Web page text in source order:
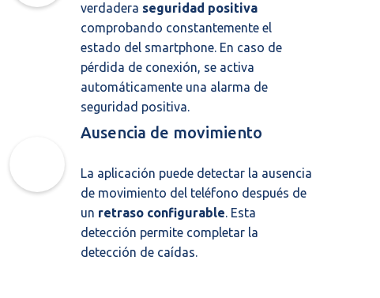
verdadera seguridad positiva
comprobando constantemente el
estado del smartphone. En caso de
pérdida de conexión, se activa
automáticamente una alarma de
seguridad positiva.
Ausencia de movimiento
La aplicación puede detectar la ausencia
de movimiento del teléfono después de
un retraso configurable . Esta
detección permite completar la
detección de caídas.